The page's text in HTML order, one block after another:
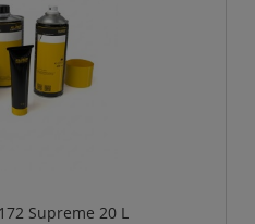
Supreme 20 L